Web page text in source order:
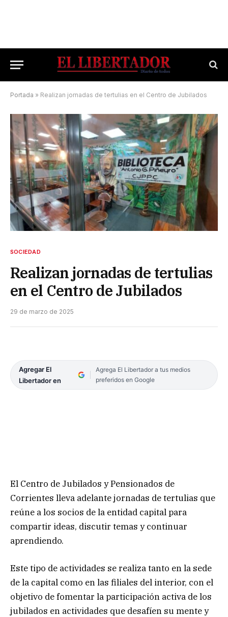
Portada » Realizan jornadas de tertulias en el Centro de Jubilados
SOCIEDAD
Realizan jornadas de tertulias
en el Centro de Jubilados
29 de marzo de 2025
Agregar El
Libertador en
Agrega El Libertador a tus medios
preferidos en Google
El Centro de Jubilados y Pensionados de
Corrientes lleva adelante jornadas de tertulias que
reúne a los socios de la entidad capital para
compartir ideas, discutir temas y continuar
aprendiendo.
Este tipo de actividades se realiza tanto en la sede
de la capital como en las filiales del interior, con el
objetivo de fomentar la participación activa de los
jubilados en actividades que desafíen su mente y